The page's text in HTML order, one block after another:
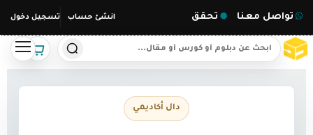
انشئ حساب تسجيل دخول تواصل معنا تحقق
دال أكاديمي